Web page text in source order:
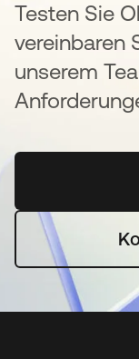
Testen Sie
vereinbaren
unserem